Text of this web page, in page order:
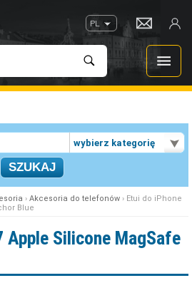
PL
wybierz kategorię
› Akcesoria do telefonów › Etui do iPhone
Blue
Apple Silicone MagSafe